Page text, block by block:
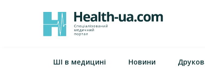
ШІ в медицині Новини